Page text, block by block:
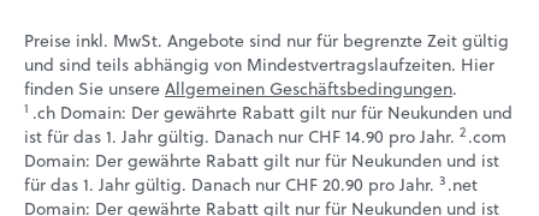
Eigene Domain
Domain Protection
Domain Transfer
Domain Anbieter
.io Domain
.tech Domain
.me Domain
Preise inkl. MwSt. Angebote sind nur für begrenzte Zeit gültig
und sind teils abhängig von Mindestvertragslaufzeiten. Hier
finden Sie unsereAllgemeinen Geschäftsbedingungen.
1 .ch Domain: Der gewährte Rabatt gilt nur für Neukunden und
ist für das 1. Jahr gültig. Danach nur CHF 14.90 pro Jahr. ↩ 1
↩ 2
2 .com
Domain: Der gewährte Rabatt gilt nur für Neukunden und ist
für das 1. Jahr gültig. Danach nur CHF 20.90 pro Jahr. ↩ 1
3 .net
Domain: Der gewährte Rabatt gilt nur für Neukunden und ist